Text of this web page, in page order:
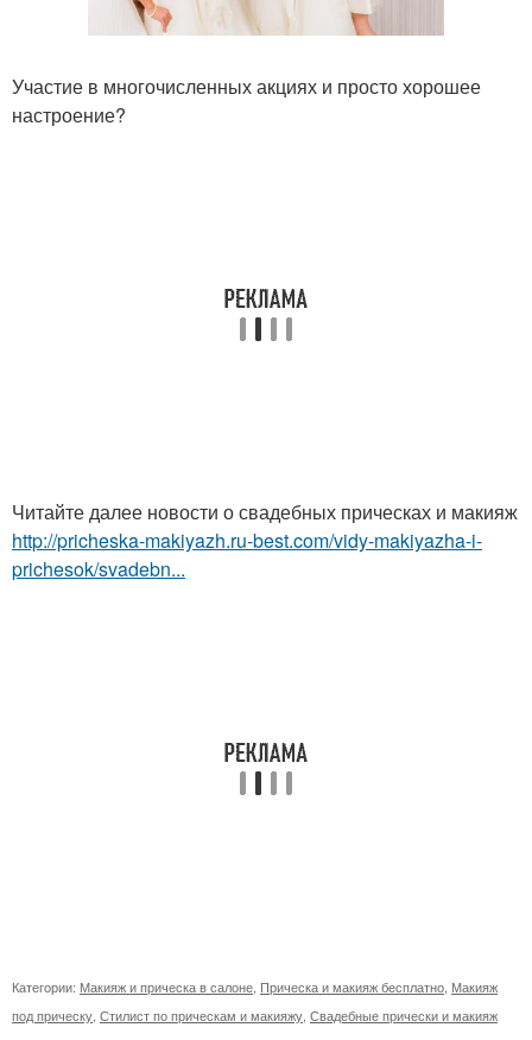
Участие в многочисленных акциях и просто хорошее
настроение?
Читайте далее новости о свадебных прическах и макияж
http://pricheska-makiyazh.ru-best.com/vidy-makiyazha-i-
prichesok/svadebn...
Категории: Макияж и прическа в салоне Прическа и макияж бесплатно Макияж
под прическу Стилист по прическам и макияжу Свадебные прически и макияж